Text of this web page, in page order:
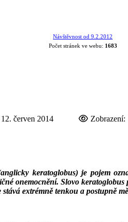
Návštěvnost od 9.2.2012
Počet stránek ve webu: 1683
červen 2014
Zobrazení:
keratoglobus) je pojem
onemocnění. Slovo
stává extrémně tenkou a postupně